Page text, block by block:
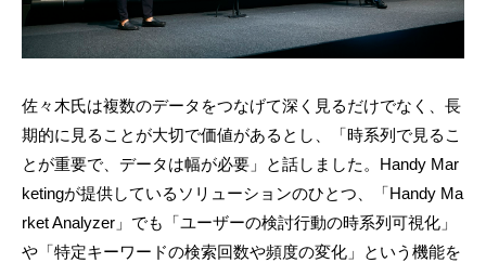
佐々木氏は複数のデータをつなげて深く見るだけでなく、長
期的に見ることが大切で価値があるとし、「時系列で見るこ
とが重要で、データは幅が必要」と話しました。Handy Mar
ketingが提供しているソリューションのひとつ、「Handy Ma
rket Analyzer」でも「ユーザーの検討行動の時系列可視化」
や「特定キーワードの検索回数や頻度の変化」という機能を